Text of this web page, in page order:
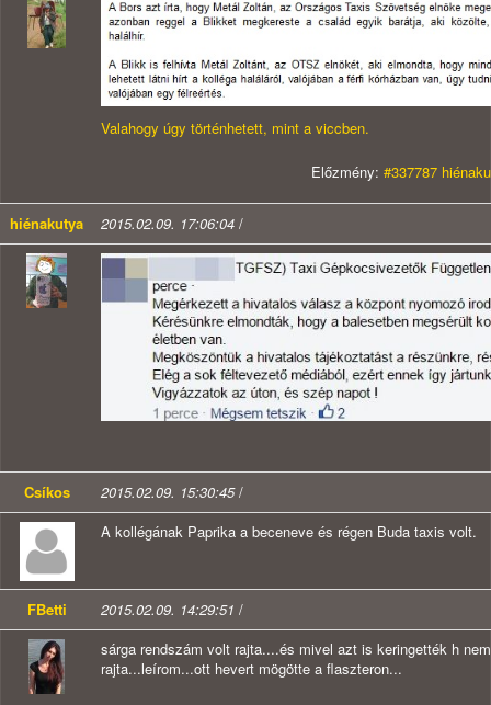
Valahogy úgy történhetett, mint a viccben.
Előzmény: #337787
hiénakutya 2015.02.09. 17:06:04 /
Csíkos 2015.02.09. 15:30:45/
A kollégának Paprika a beceneve és régen Buda taxis volt.
FBetti 2015.02.09. 14:29:51 /
sárga rendszám volt rajta....és mivel azt is keringették h
rajta...leírom...ott hevert mögötte a flaszteron...